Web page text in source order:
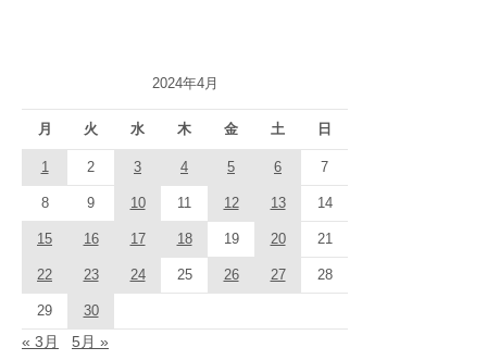
2024年4月
月 火 水 木 金 土 日
1 2 3 4 5 6 7
8 9 10 11 12 13 14
15 16 17 18 19 20 21
22 23 24 25 26 27 28
29 30
« 3月 5月 »